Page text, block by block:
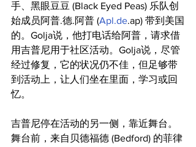
手、黑眼豆豆 (Black Eyed Peas) 乐队创
始成员阿普.德.阿普 (Apl.de.ap) 带到美国
的。Golja说，他打电话给阿普，请求借
用吉普尼用于社区活动。Golja说，尽管
经过修复，它的状况仍不佳，但足够带
到活动上，让人们坐在里面，学习或回
忆。
吉普尼停在活动的另一侧，靠近舞台。
舞台前，来自贝德福德 (Bedford) 的菲律